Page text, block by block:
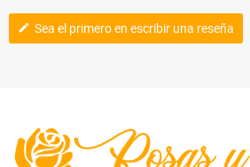
edit Sea el primero en escribir una reseña